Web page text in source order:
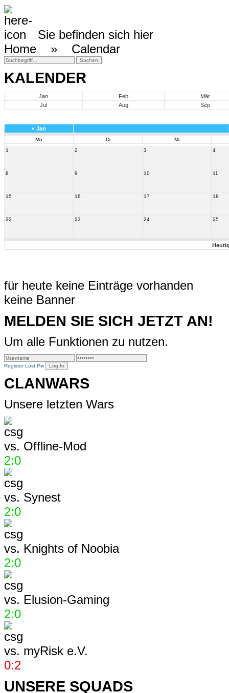
Sie befinden sich hier
Home » Calendar
KALENDER
Jan Feb
Mär
Jul
Aug Sep
« Jan
Mo Di
Mi
1
2 3 4
8 9 10 11
15 16 17 18
22 23 24 25
für heute keine Einträge vorhanden
keine Banner
MELDEN SIE SICH JETZT AN!
Um alle Funktionen zu nutzen.
Register Lost Pw
CLANWARS
Unsere letzten Wars
vs. Offline-Mod
2:0
vs. Synest
2:0
vs. Knights of Noobia
2:0
vs. Elusion-Gaming
2:0
vs. myRisk e.V.
0:2
UNSERE SQUADS